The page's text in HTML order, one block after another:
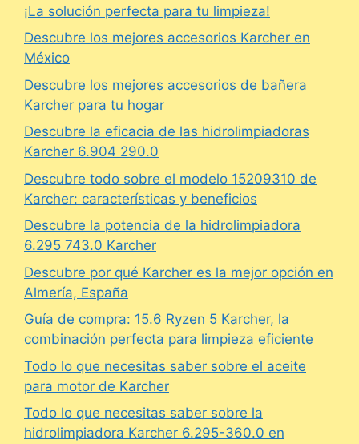
¡La solución perfecta para tu limpieza!
Descubre los mejores accesorios Karcher en
México
Descubre los mejores accesorios de bañera
Karcher para tu hogar
Descubre la eficacia de las hidrolimpiadoras
Karcher 6.904 290.0
Descubre todo sobre el modelo 15209310 de
Karcher: características y beneficios
Descubre la potencia de la hidrolimpiadora
6.295 743.0 Karcher
Descubre por qué Karcher es la mejor opción en
Almería, España
Guía de compra: 15.6 Ryzen 5 Karcher, la
combinación perfecta para limpieza eficiente
Todo lo que necesitas saber sobre el aceite
para motor de Karcher
Todo lo que necesitas saber sobre la
hidrolimpiadora Karcher 6.295-360.0 en